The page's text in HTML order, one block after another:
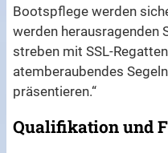
Bootspflege werden
werden herausragenden
streben mit SSL-
atemberaubendes
präsentieren.“
Qualifikation und